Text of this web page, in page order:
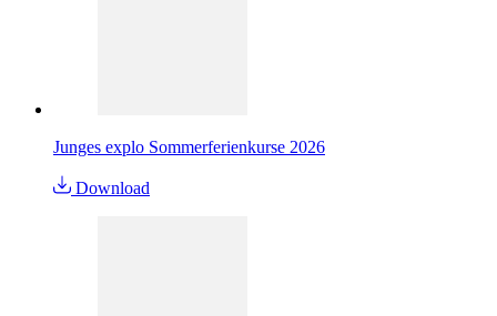
Junges explo Sommerferienkurse 2026
Download